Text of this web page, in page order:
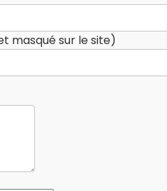
masqué sur le site)